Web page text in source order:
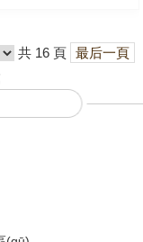
共 16 頁
最后一頁